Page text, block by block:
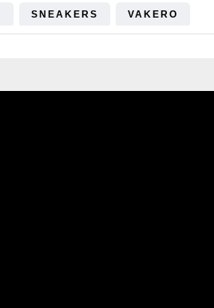
SNEAKERS VAKERO